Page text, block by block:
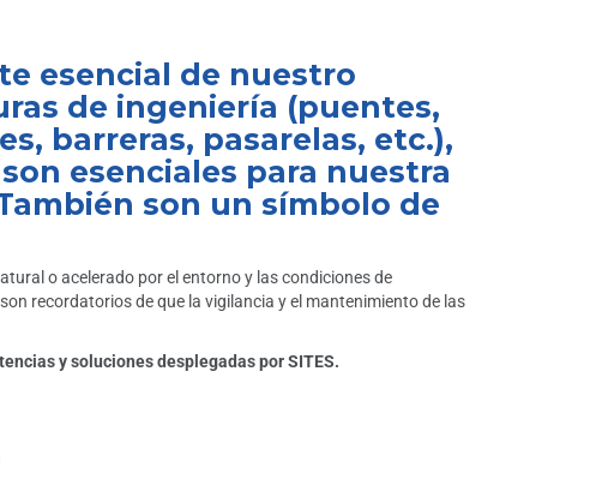
esencial de nuestro
de ingeniería (puentes,
barreras, pasarelas, etc.),
esenciales para nuestra
son un símbolo de
o acelerado por el entorno y las condiciones de
recordatorios de que la vigilancia y el mantenimiento de las
y soluciones desplegadas por SITES.